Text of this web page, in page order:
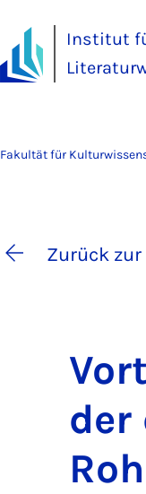
Institut
Fakultät für
Zurück
der